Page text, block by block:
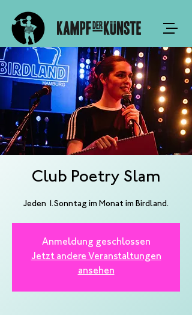
Club Poetry Slam
Jeden 1.Sonntag im Monat im Birdland.
Anmeldung geschlossen
Jetzt andere Veranstaltungen
ansehen